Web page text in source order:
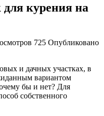
курения на
725 Опубликовано
и дачных участках, в
вариантом
бы и нет? Для
собственного